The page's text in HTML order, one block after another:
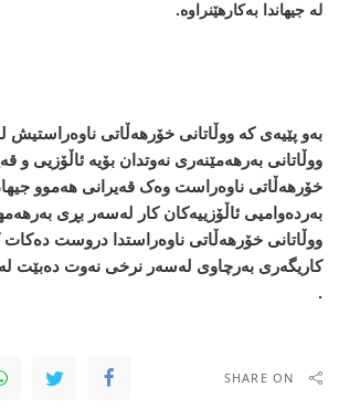
لە جیھاندا بەکارھێنراوە.
بەو پێیەی کە ووڵاتانی خۆرھەڵاتی
ووڵاتانی بەرھەمێنەری نەوتدان بۆیە ئاڵۆزیی و
خۆرھەڵاتی ناوەراست وەک قەیرانی ھەموو
بەردەوامیی ئاڵۆزییەکان کار لەسەر بڕی
ووڵاتانی خۆرھەڵاتی ناوەراستدا دروست
کاریگەری بەرچاوی لەسەر نرخی نەوت دەبێت لە
.
SHARE ON